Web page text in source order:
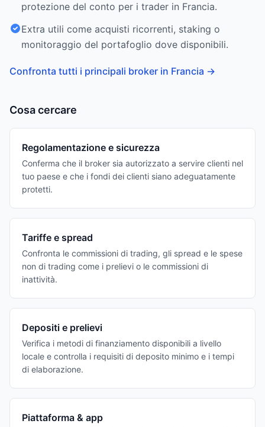
protezione del conto per i trader in Francia.
Extra utili come acquisti ricorrenti, staking o
monitoraggio del portafoglio dove disponibili.
Confronta tutti i principali broker in Francia →
Cosa cercare
Regolamentazione e sicurezza
Conferma che il broker sia autorizzato a servire clienti nel
tuo paese e che i fondi dei clienti siano adeguatamente
protetti.
Tariffe e spread
Confronta le commissioni di trading, gli spread e le spese
non di trading come i prelievi o le commissioni di
inattività.
Depositi e prelievi
Verifica i metodi di finanziamento disponibili a livello
locale e controlla i requisiti di deposito minimo e i tempi
di elaborazione.
Piattaforma & app